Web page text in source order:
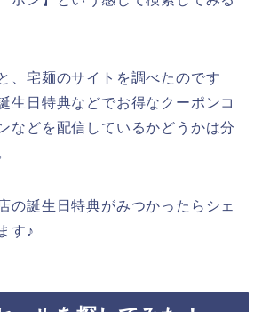
、宅麺のサイトを調べたのです
生日特典などでお得なクーポンコ
などを配信しているかどうかは分
の誕生日特典がみつかったらシェ
す♪